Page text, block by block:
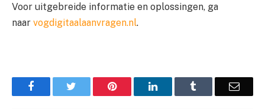
Voor uitgebreide informatie en oplossingen, ga
naar vogdigitaalaanvragen.nl.
Facebook Pinterest LinkedIn Email